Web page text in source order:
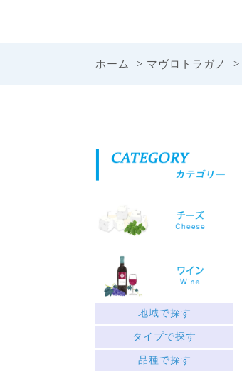
ホーム > マヴロトラガノ >
地域で探す
ギリシャ北部
中央ギリシャ
ペロポネソス半島とイオニ
ア諸島
タイプで探す
赤
├ミディアムボディ
品種で探す